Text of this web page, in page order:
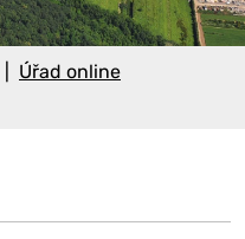
Úřad online